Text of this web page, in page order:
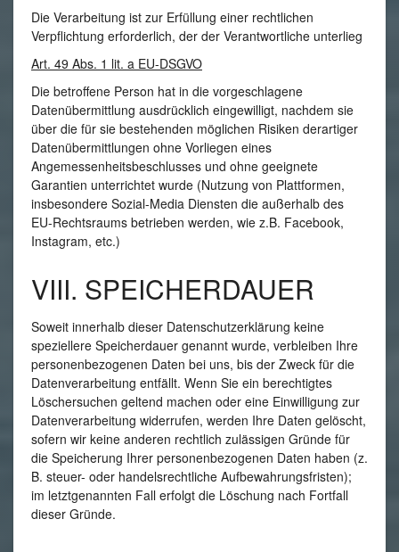
Die Verarbeitung ist zur Erfüllung einer rechtlichen
Verpflichtung erforderlich, der der Verantwortliche unterlieg
Art. 49 Abs. 1 lit. a EU-DSGVO
Die betroffene Person hat in die vorgeschlagene
Datenübermittlung ausdrücklich eingewilligt, nachdem sie
über die für sie bestehenden möglichen Risiken derartiger
Datenübermittlungen ohne Vorliegen eines
Angemessenheitsbeschlusses und ohne geeignete
Garantien unterrichtet wurde (Nutzung von Plattformen,
insbesondere Sozial-Media Diensten die außerhalb des
EU-Rechtsraums betrieben werden, wie z.B. Facebook,
Instagram, etc.)
VIII. SPEICHERDAUER
Soweit innerhalb dieser Datenschutzerklärung keine
speziellere Speicherdauer genannt wurde, verbleiben Ihre
personenbezogenen Daten bei uns, bis der Zweck für die
Datenverarbeitung entfällt. Wenn Sie ein berechtigtes
Löschersuchen geltend machen oder eine Einwilligung zur
Datenverarbeitung widerrufen, werden Ihre Daten gelöscht,
sofern wir keine anderen rechtlich zulässigen Gründe für
die Speicherung Ihrer personenbezogenen Daten haben (z.
B. steuer- oder handelsrechtliche Aufbewahrungsfristen);
im letztgenannten Fall erfolgt die Löschung nach Fortfall
dieser Gründe.